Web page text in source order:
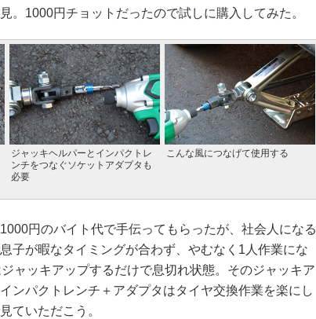
。1000円チョットだったので試しに購入してみた。
ジャッキヘルパーとインパクトレ
ンチをつなぐソケットアダプタも
必要
こんな風につなげて使用する
円のバイト代で手伝ってもらったが、社会人になる
子が暇なタイミングが合わず、やむなく1人作業にな
ャッキアップするだけで息切れ状態。そのジャッキア
ンパクトレンチ＋アダプタはタイヤ交換作業を楽にし
ていただこう。